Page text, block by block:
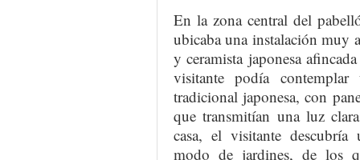
En la zona central del
ubicaba una instalación muy
y ceramista japonesa
visitante podía contemplar
tradicional japonesa, con
que transmitían una luz
casa, el visitante descubría
modo de jardines, de los